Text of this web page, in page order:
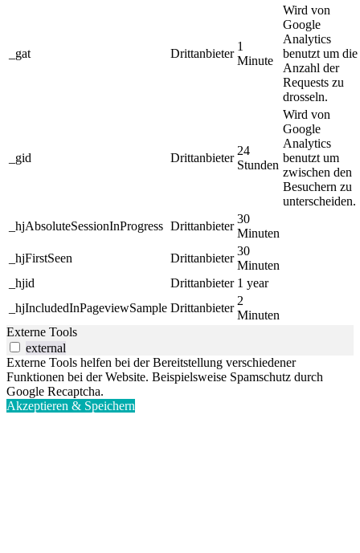
_gat Drittanbieter
1
Minute
Wird von
Google
Analytics
benutzt um die
Anzahl der
Requests zu
drosseln.
_gid Drittanbieter
24
Stunden
Wird von
Google
Analytics
benutzt um
zwischen den
Besuchern zu
unterscheiden.
_hjAbsoluteSessionInProgress Drittanbieter
30
Minuten
_hjFirstSeen
Drittanbieter
30
Minuten
_hjid
Drittanbieter 1 year
_hjIncludedInPageviewSample Drittanbieter
2
Minuten
Externe Tools
external
Externe Tools helfen bei der Bereitstellung verschiedener
Funktionen bei der Website. Beispielsweise Spamschutz durch
Google Recaptcha.
Akzeptieren & Speichern